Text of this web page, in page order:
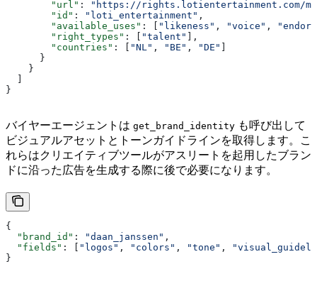
        "url"
:
"https://rights.lotientertainment.com/
        "id"
: "loti_entertainment" ,
        "available_uses"
: [ "likeness" , "voice" ,
        "right_types"
: [ "talent"
],
        "countries"
: [ "NL" , "BE" , "DE"
      }
    }
}
バイヤーエージェントは get_brand_identity も呼び出して
ビジュアルアセットとトーンガイドラインを取得します。こ
れらはクリエイティブツールがアスリートを起用したブラン
ドに沿った広告を生成する際に後で必要になります。
{
  "brand_id"
: "daan_janssen" ,
  "fields"
: [ "logos" , "colors" , "tone" ,
}